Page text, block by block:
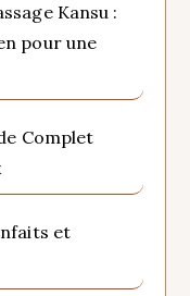
Kansu :
pour une
Complet
et